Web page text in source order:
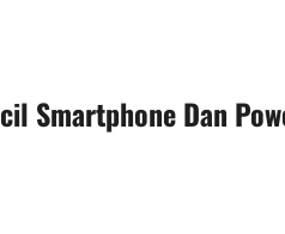
Smartphone Dan